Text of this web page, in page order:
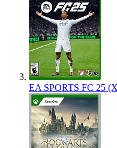
EA SPORTS FC 25